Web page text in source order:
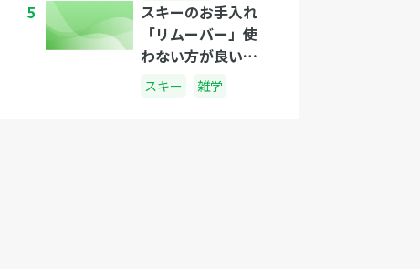
5
スキーのお手入れ
「リムーバー」使
わない方が良い
の？正しい使い方
は？
スキー 雑学